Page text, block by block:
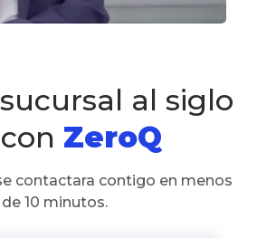
al siglo
ZeroQ
contactara contigo en menos
de 10 minutos.